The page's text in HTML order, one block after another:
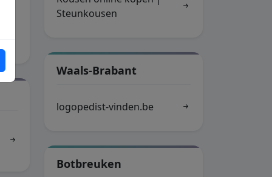
Steunkousen
Waals-Brabant
logopedist-vinden.be
Botbreuken